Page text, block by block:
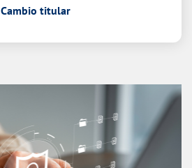
Cambio titular